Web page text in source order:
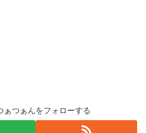
ぁつぁんをフォローする